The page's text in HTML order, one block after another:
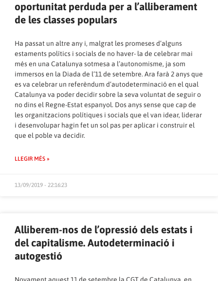
oportunitat perduda per a l’alliberament
de les classes populars
Ha passat un altre any i, malgrat les promeses d’alguns
estaments polítics i socials de no haver- la de celebrar mai
més en una Catalunya sotmesa a l’autonomisme, ja som
immersos en la Diada de l’11 de setembre. Ara farà 2 anys que
es va celebrar un referèndum d’autodeterminació en el qual
Catalunya va poder decidir sobre la seva voluntat de seguir o
no dins el Regne-Estat espanyol. Dos anys sense que cap de
les organitzacions polítiques i socials que el van idear, liderar
i desenvolupar hagin fet un sol pas per aplicar i construir el
que el poble va decidir.
LLEGIR MÉS »
13/09/2019 - 22:16:23
Alliberem-nos de l’opressió dels estats i
del capitalisme. Autodeterminació i
autogestió